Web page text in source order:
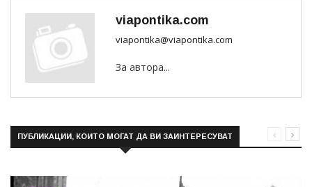
viapontika.com
viapontika@viapontika.com
За автора...
ПУБЛИКАЦИИ, КОИТО МОГАТ ДА ВИ ЗАИНТЕРЕСУВАТ